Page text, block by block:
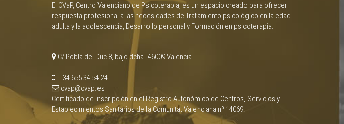
El CVaP, Centro Valenciano de Psicoterapia, es un espacio creado para ofrecer
respuesta profesional a las necesidades de Tratamiento psicológico en la edad
adulta y la adolescencia, Desarrollo personal y Formación en psicoterapia.
C/ Pobla del Duc 8, bajo dcha. 46009 Valencia
+34 655 34 54 24
cvap@cvap.es
Certificado de Inscripción en el Registro Autonómico de Centros, Servicios y
Establecimientos Sanitarios de la Comunitat Valenciana nº 14069.